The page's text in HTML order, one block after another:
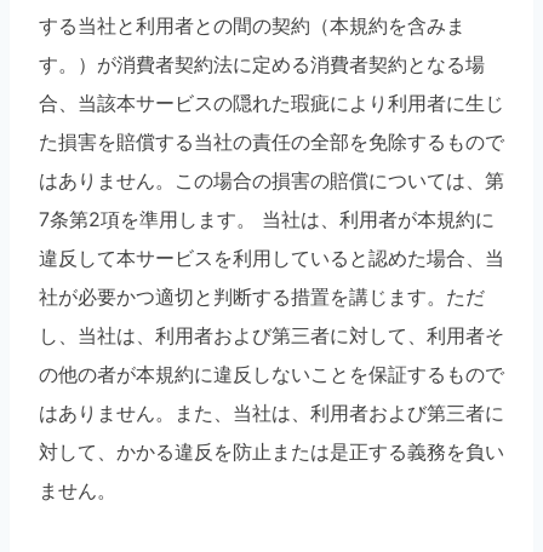
する当社と利用者との間の契約（本規約を含みま
す。）が消費者契約法に定める消費者契約となる場
合、当該本サービスの隠れた瑕疵により利用者に生じ
た損害を賠償する当社の責任の全部を免除するもので
はありません。この場合の損害の賠償については、第
7条第2項を準用します。 当社は、利用者が本規約に
違反して本サービスを利用していると認めた場合、当
社が必要かつ適切と判断する措置を講じます。ただ
し、当社は、利用者および第三者に対して、利用者そ
の他の者が本規約に違反しないことを保証するもので
はありません。また、当社は、利用者および第三者に
対して、かかる違反を防止または是正する義務を負い
ません。